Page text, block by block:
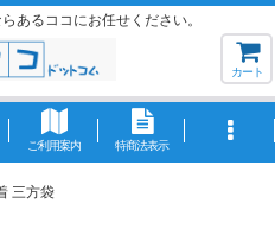
あるココにお任せください。
カート
ご利用案内 特商法表示
三方袋